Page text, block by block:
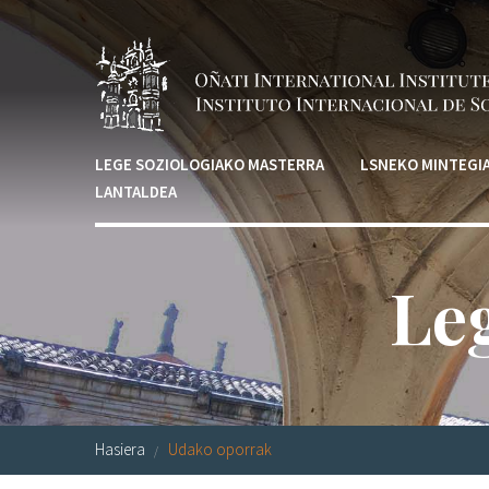
Skip to main content
LEGE SOZIOLOGIAKO MASTERRA LSNEKO
LANTALDEA
Hasiera Udako oporrak